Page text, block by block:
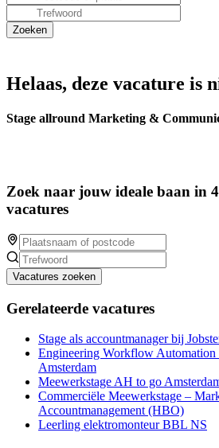
Helaas, deze vacature is
Stage allround Marketing &
Zoek naar jouw ideale baan in
vacatures
Vacatures zoeken
Gerelateerde vacatures
Stage als accountmanager bij
Engineering Workflow
Amsterdam
Meewerkstage AH to go
Commerciële Meewerkstage –
Accountmanagement (HBO)
Leerling elektromonteur BBL NS